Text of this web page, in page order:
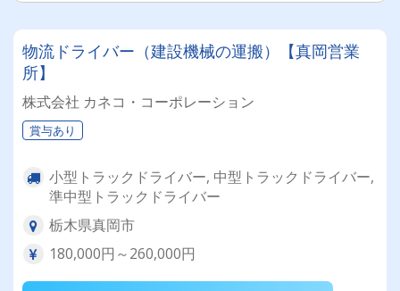
物流ドライバー（建設機械の運搬）【真岡営業
所】
株式会社 カネコ・コーポレーション
賞与あり
小型トラックドライバー, 中型トラックドライバー,
準中型トラックドライバー
栃木県真岡市
180,000円～260,000円